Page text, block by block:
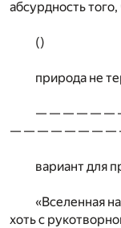
абсурдность
()
природа не
— — — — — —
— — — — — — — —
вариант для
«Вселенная
хоть с